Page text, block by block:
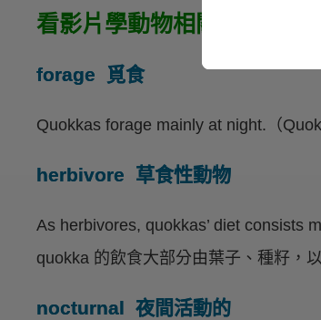
看影片學動物相關英文
forage 覓食
Quokkas forage mainly at night.（
herbivore 草食性動物
As herbivores, quokkas’ diet consists
quokka 的飲食大部分由葉子、種籽，
nocturnal 夜間活動的